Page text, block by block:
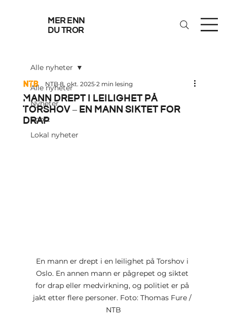
mer enn
du tror
Alle nyheter
Nyheter
Sport
Lokal nyheter
Alle nyheter
Mann drept i leilighet på
Torshov – en mann siktet for
drap
NTB 8. okt. 2025 2 min lesing
En mann er drept i en leilighet på Torshov i
Oslo. En annen mann er pågrepet og siktet
for drap eller medvirkning, og politiet er på
jakt etter flere personer. Foto: Thomas Fure /
NTB